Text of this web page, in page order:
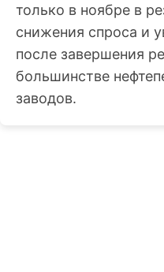
только в ноябре в
снижения спроса и
после завершения
большинстве
заводов.